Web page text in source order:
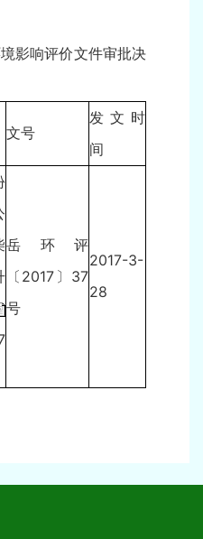
影响评价文件审批决
文号
发文时
间
岳环评
〔2017〕37
号
2017-3-
28